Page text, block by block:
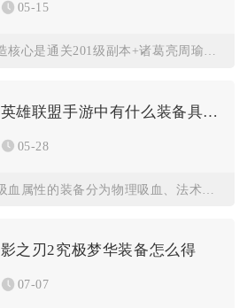
05-15
攻城掠地赤壁奇谋制造核心是通关201级副本+诸葛亮周瑜双觉醒...
英雄联盟手游中有什么装备具备吸血属性
05-28
影之刃2究极梦华装备怎么得
07-07